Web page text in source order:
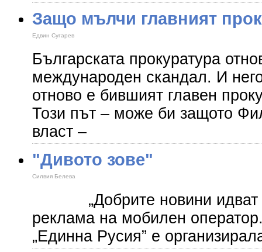
Защо мълчи главният
Eдвин Сугарев
Българската прокуратура
международен скандал. И
отново е бившият главен
Този път – може би защото
власт –
"Дивото зове"
Силвия Белева
„Добрите новини идват
реклама на мобилен
„Единна Русия” е